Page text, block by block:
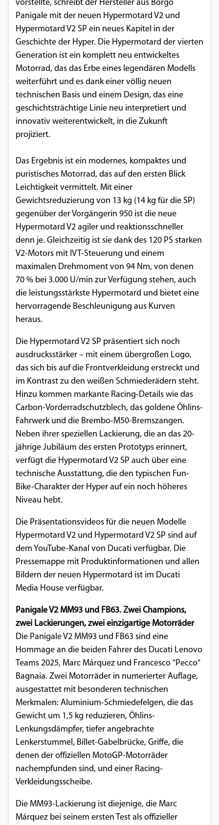
vorstellte, schreibt der Hersteller aus Borgo
Panigale mit der neuen Hypermotard V2 und
Hypermotard V2 SP ein neues Kapitel in der
Geschichte der Hyper. Die Hypermotard der vierten
Generation ist ein komplett neu entwickeltes
Motorrad, das das Erbe eines legendären Modells
weiterführt und es dank einer völlig neuen
technischen Basis und einem Design, das eine
geschichtsträchtige Linie neu interpretiert und
innovativ weiterentwickelt, in die Zukunft
projiziert.
Das Ergebnis ist ein modernes, kompaktes und
puristisches Motorrad, das auf den ersten Blick
Leichtigkeit vermittelt. Mit einer
Gewichtsreduzierung von 13 kg (14 kg für die SP)
gegenüber der Vorgängerin 950 ist die neue
Hypermotard V2 agiler und reaktionsschneller
denn je. Gleichzeitig ist sie dank des 120 PS starken
V2-Motors mit IVT-Steuerung und einem
maximalen Drehmoment von 94 Nm, von denen
70 % bei 3.000 U/min zur Verfügung stehen, auch
die leistungsstärkste Hypermotard und bietet eine
hervorragende Beschleunigung aus Kurven
heraus.
Die Hypermotard V2 SP präsentiert sich noch
ausdrucksstärker – mit einem übergroßen Logo,
das sich bis auf die Frontverkleidung erstreckt und
im Kontrast zu den weißen Schmiederädern steht.
Hinzu kommen markante Racing-Details wie das
Carbon-Vorderradschutzblech, das goldene Öhlins-
Fahrwerk und die Brembo-M50-Bremszangen.
Neben ihrer speziellen Lackierung, die an das 20-
jährige Jubiläum des ersten Prototyps erinnert,
verfügt die Hypermotard V2 SP auch über eine
technische Ausstattung, die den typischen Fun-
Bike-Charakter der Hyper auf ein noch höheres
Niveau hebt.
Die Präsentationsvideos für die neuen Modelle
Hypermotard V2 und Hypermotard V2 SP sind auf
dem YouTube-Kanal von Ducati verfügbar. Die
Pressemappe mit Produktinformationen und allen
Bildern der neuen Hypermotard ist im Ducati
Media House verfügbar.
Panigale V2 MM93 und FB63. Zwei Champions,
zwei Lackierungen, zwei einzigartige Motorräder
Die Panigale V2 MM93 und FB63 sind eine
Hommage an die beiden Fahrer des Ducati Lenovo
Teams 2025, Marc Márquez und Francesco "Pecco"
Bagnaia. Zwei Motorräder in numerierter Auflage,
ausgestattet mit besonderen technischen
Merkmalen: Aluminium-Schmiedefelgen, die das
Gewicht um 1,5 kg reduzieren, Öhlins-
Lenkungsdämpfer, tiefer angebrachte
Lenkerstummel, Billet-Gabelbrücke, Griffe, die
denen der offiziellen MotoGP-Motorräder
nachempfunden sind, und einer Racing-
Verkleidungsscheibe.
Die MM93-Lackierung ist diejenige, die Marc
Márquez bei seinem ersten Test als offizieller